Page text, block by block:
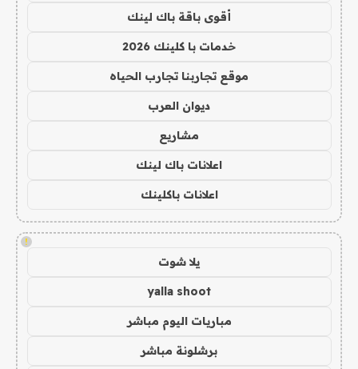
أقوى باقة باك لينك
خدمات با كلينك 2026
موقع تجاربنا تجارب الحياه
ديوان العرب
مشاريع
اعلانات باك لينك
اعلانات باكلينك
!
يلا شوت
yalla shoot
مباريات اليوم مباشر
برشلونة مباشر